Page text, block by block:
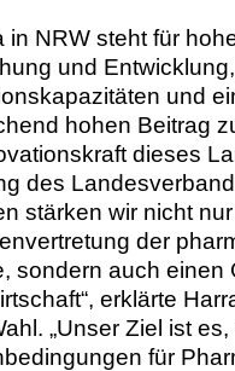
in NRW steht für
und
und
hohen Beitrag
dieses
des
stärken wir nicht
der
sondern auch einen
erklärte
„Unser Ziel ist es,
für